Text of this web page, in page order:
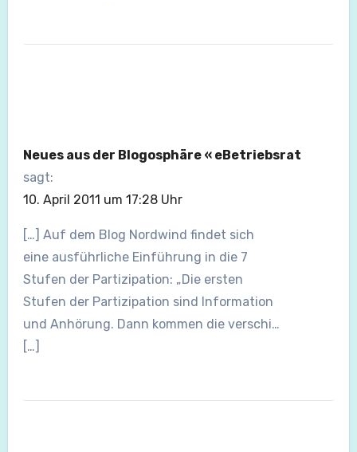
Neues aus der Blogosphäre « eBetriebsrat
sagt:
10. April 2011 um 17:28 Uhr
[…] Auf dem Blog Nordwind findet sich
eine ausführliche Einführung in die 7
Stufen der Partizipation: „Die ersten
Stufen der Partizipation sind Information
und Anhörung. Dann kommen die verschi…
[…]